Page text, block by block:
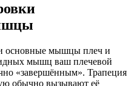
основные мышцы плеч и
мышц ваш плечевой
«завершённым». Трапеция
обычно вызывают её